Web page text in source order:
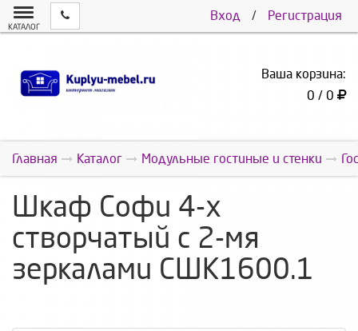
Вход / Регистрация
КАТАЛОГ
Ваша корзина:
0 / 0
Главная Каталог Модульные гостиные и стенки
Шкаф Софи 4-х
створчатый с 2-мя
зеркалами СШК1600.1